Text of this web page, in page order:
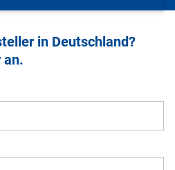
in Deutschland?
an.